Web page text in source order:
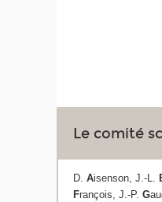
Le comité
D. Aisenson, J.-L.
François, J.-P.G